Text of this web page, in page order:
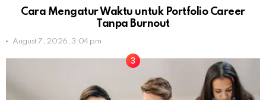
Cara Mengatur Waktu untuk Portfolio Career
Tanpa Burnout
August 7, 2026, 3:04 pm